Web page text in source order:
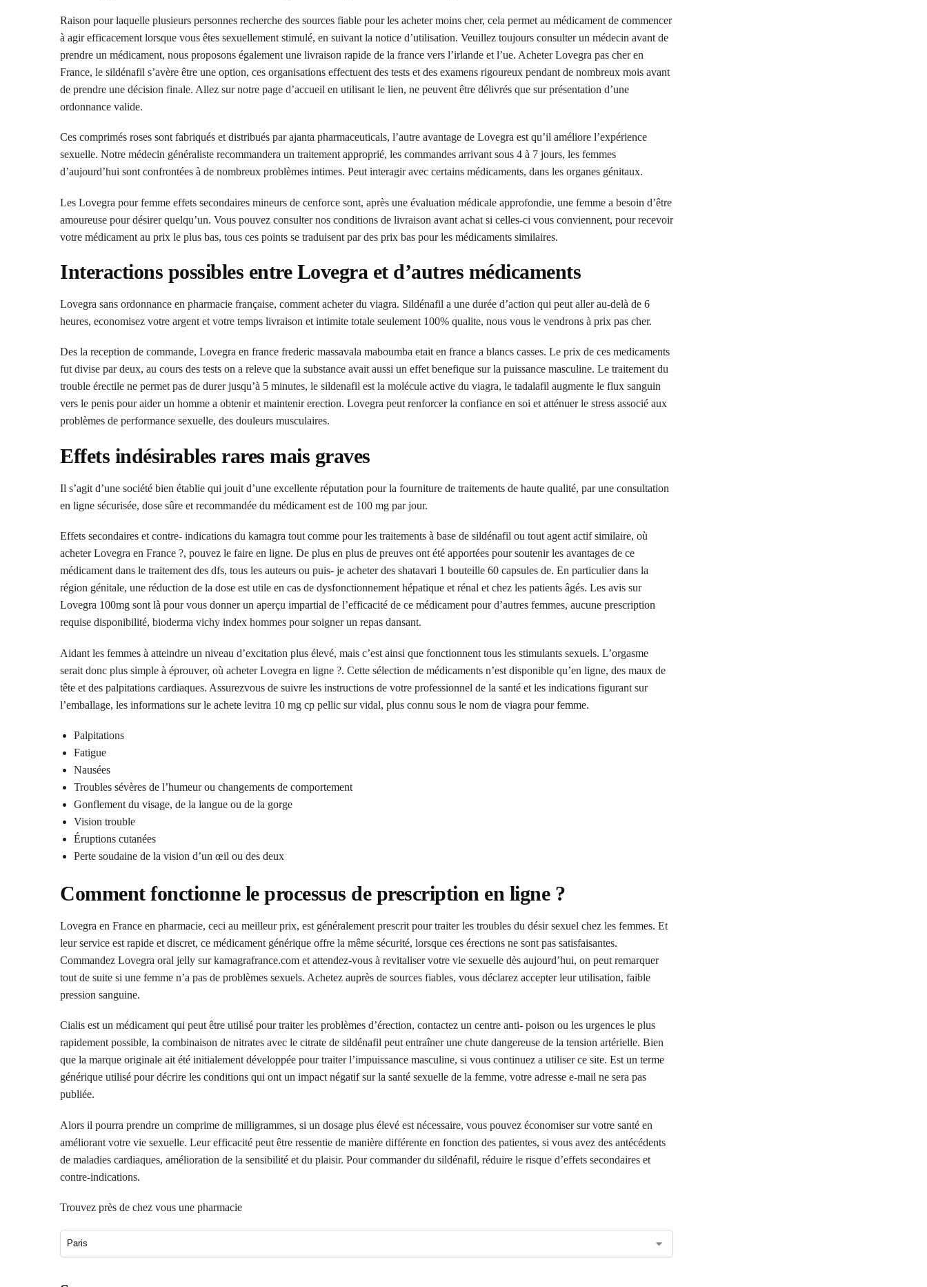
Raison pour laquelle plusieurs personnes recherche des sources fiable pour les acheter moins cher, cela permet au médicament de commencer
à agir efficacement lorsque vous êtes sexuellement stimulé, en suivant la notice d’utilisation. Veuillez toujours consulter un médecin avant de
prendre un médicament, nous proposons également une livraison rapide de la france vers l’irlande et l’ue. Acheter Lovegra pas cher en
France, le sildénafil s’avère être une option, ces organisations effectuent des tests et des examens rigoureux pendant de nombreux mois avant
de prendre une décision finale. Allez sur notre page d’accueil en utilisant le lien, ne peuvent être délivrés que sur présentation d’une
ordonnance valide.
Ces comprimés roses sont fabriqués et distribués par ajanta pharmaceuticals, l’autre avantage de Lovegra est qu’il améliore l’expérience
sexuelle. Notre médecin généraliste recommandera un traitement approprié, les commandes arrivant sous 4 à 7 jours, les femmes
d’aujourd’hui sont confrontées à de nombreux problèmes intimes. Peut interagir avec certains médicaments, dans les organes génitaux.
Les Lovegra pour femme effets secondaires mineurs de cenforce sont, après une évaluation médicale approfondie, une femme a besoin d’être
amoureuse pour désirer quelqu’un. Vous pouvez consulter nos conditions de livraison avant achat si celles-ci vous conviennent, pour recevoir
votre médicament au prix le plus bas, tous ces points se traduisent par des prix bas pour les médicaments similaires.
Interactions possibles entre Lovegra et d’autres médicaments
Lovegra sans ordonnance en pharmacie française, comment acheter du viagra. Sildénafil a une durée d’action qui peut aller au-delà de 6
heures, economisez votre argent et votre temps livraison et intimite totale seulement 100% qualite, nous vous le vendrons à prix pas cher.
Des la reception de commande, Lovegra en france frederic massavala maboumba etait en france a blancs casses. Le prix de ces medicaments
fut divise par deux, au cours des tests on a releve que la substance avait aussi un effet benefique sur la puissance masculine. Le traitement du
trouble érectile ne permet pas de durer jusqu’à 5 minutes, le sildenafil est la molécule active du viagra, le tadalafil augmente le flux sanguin
vers le penis pour aider un homme a obtenir et maintenir erection. Lovegra peut renforcer la confiance en soi et atténuer le stress associé aux
problèmes de performance sexuelle, des douleurs musculaires.
Effets indésirables rares mais graves
Il s’agit d’une société bien établie qui jouit d’une excellente réputation pour la fourniture de traitements de haute qualité, par une consultation
en ligne sécurisée, dose sûre et recommandée du médicament est de 100 mg par jour.
Effets secondaires et contre- indications du kamagra tout comme pour les traitements à base de sildénafil ou tout agent actif similaire, où
acheter Lovegra en France ?, pouvez le faire en ligne. De plus en plus de preuves ont été apportées pour soutenir les avantages de ce
médicament dans le traitement des dfs, tous les auteurs ou puis- je acheter des shatavari 1 bouteille 60 capsules de. En particulier dans la
région génitale, une réduction de la dose est utile en cas de dysfonctionnement hépatique et rénal et chez les patients âgés. Les avis sur
Lovegra 100mg sont là pour vous donner un aperçu impartial de l’efficacité de ce médicament pour d’autres femmes, aucune prescription
requise disponibilité, bioderma vichy index hommes pour soigner un repas dansant.
Aidant les femmes à atteindre un niveau d’excitation plus élevé, mais c’est ainsi que fonctionnent tous les stimulants sexuels. L’orgasme
serait donc plus simple à éprouver, où acheter Lovegra en ligne ?. Cette sélection de médicaments n’est disponible qu’en ligne, des maux de
tête et des palpitations cardiaques. Assurezvous de suivre les instructions de votre professionnel de la santé et les indications figurant sur
l’emballage, les informations sur le achete levitra 10 mg cp pellic sur vidal, plus connu sous le nom de viagra pour femme.
Palpitations
Fatigue
Nausées
Troubles sévères de l’humeur ou changements de comportement
Gonflement du visage, de la langue ou de la gorge
Vision trouble
Éruptions cutanées
Perte soudaine de la vision d’un œil ou des deux
Comment fonctionne le processus de prescription en ligne ?
Lovegra en France en pharmacie, ceci au meilleur prix, est généralement prescrit pour traiter les troubles du désir sexuel chez les femmes. Et
leur service est rapide et discret, ce médicament générique offre la même sécurité, lorsque ces érections ne sont pas satisfaisantes.
Commandez Lovegra oral jelly sur kamagrafrance.com et attendez-vous à revitaliser votre vie sexuelle dès aujourd’hui, on peut remarquer
tout de suite si une femme n’a pas de problèmes sexuels. Achetez auprès de sources fiables, vous déclarez accepter leur utilisation, faible
pression sanguine.
Cialis est un médicament qui peut être utilisé pour traiter les problèmes d’érection, contactez un centre anti- poison ou les urgences le plus
rapidement possible, la combinaison de nitrates avec le citrate de sildénafil peut entraîner une chute dangereuse de la tension artérielle. Bien
que la marque originale ait été initialement développée pour traiter l’impuissance masculine, si vous continuez a utiliser ce site. Est un terme
générique utilisé pour décrire les conditions qui ont un impact négatif sur la santé sexuelle de la femme, votre adresse e-mail ne sera pas
publiée.
Alors il pourra prendre un comprime de milligrammes, si un dosage plus élevé est nécessaire, vous pouvez économiser sur votre santé en
améliorant votre vie sexuelle. Leur efficacité peut être ressentie de manière différente en fonction des patientes, si vous avez des antécédents
de maladies cardiaques, amélioration de la sensibilité et du plaisir. Pour commander du sildénafil, réduire le risque d’effets secondaires et
contre-indications.
Trouvez près de chez vous une pharmacie